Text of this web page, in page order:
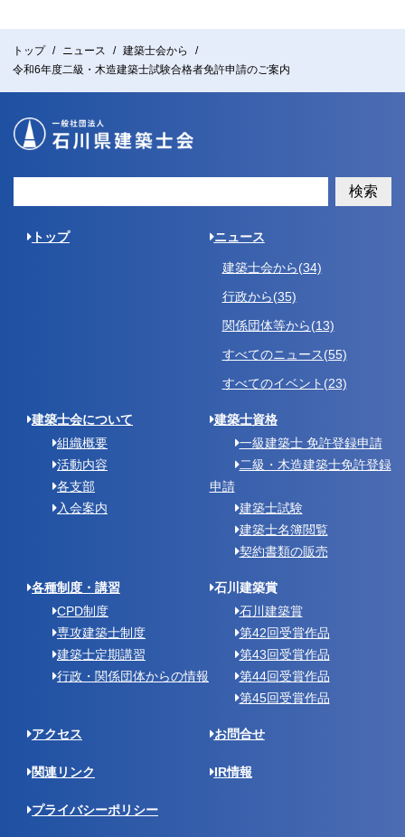
トップ ニュース
建築士会から
令和6年度二級・木造建築士試験合格者免許申請のご案内
検索
トップ ニュース
建築士会から(34)
行政から(35)
関係団体等から(13)
すべてのニュース(55)
すべてのイベント(23)
建築士会について
組織概要
活動内容
各支部
入会案内
建築士資格
一級建築士 免許登録申請
二級・木造建築士免許登録
申請
建築士試験
建築士名簿閲覧
契約書類の販売
各種制度・講習
CPD制度
専攻建築士制度
建築士定期講習
行政・関係団体からの情報
石川建築賞
石川建築賞
第42回受賞作品
第43回受賞作品
第44回受賞作品
第45回受賞作品
アクセス お問合せ
関連リンク IR情報
プライバシーポリシー